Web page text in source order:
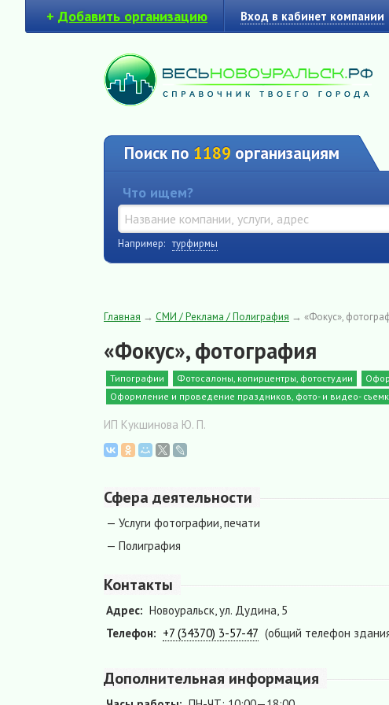
+ Добавить организацию Вход в кабинет компании
Поиск по 1189 организациям
Что ищем?
Например:турфирмы
Главная → СМИ / Реклама / Полиграфия → «Фокус»,
«Фокус», фотография
Типографии Фотосалоны, копирцентры, фотостудии
Оформление и проведение праздников, фото- и видео-
ИП Кукшинова Ю. П.
Сфера деятельности
— Услуги фотографии, печати
— Полиграфия
Контакты
Адрес: Новоуральск, ул. Дудина, 5
Телефон: +7 (34370) 3-57-47 (общий телефон
Дополнительная информация